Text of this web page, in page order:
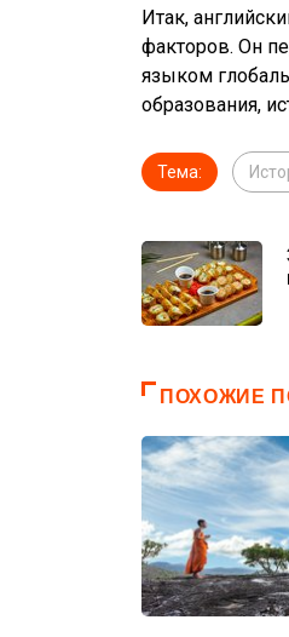
Итак,
факторов. Он
языком
образования,
Тема:
ПОХОЖИЕ